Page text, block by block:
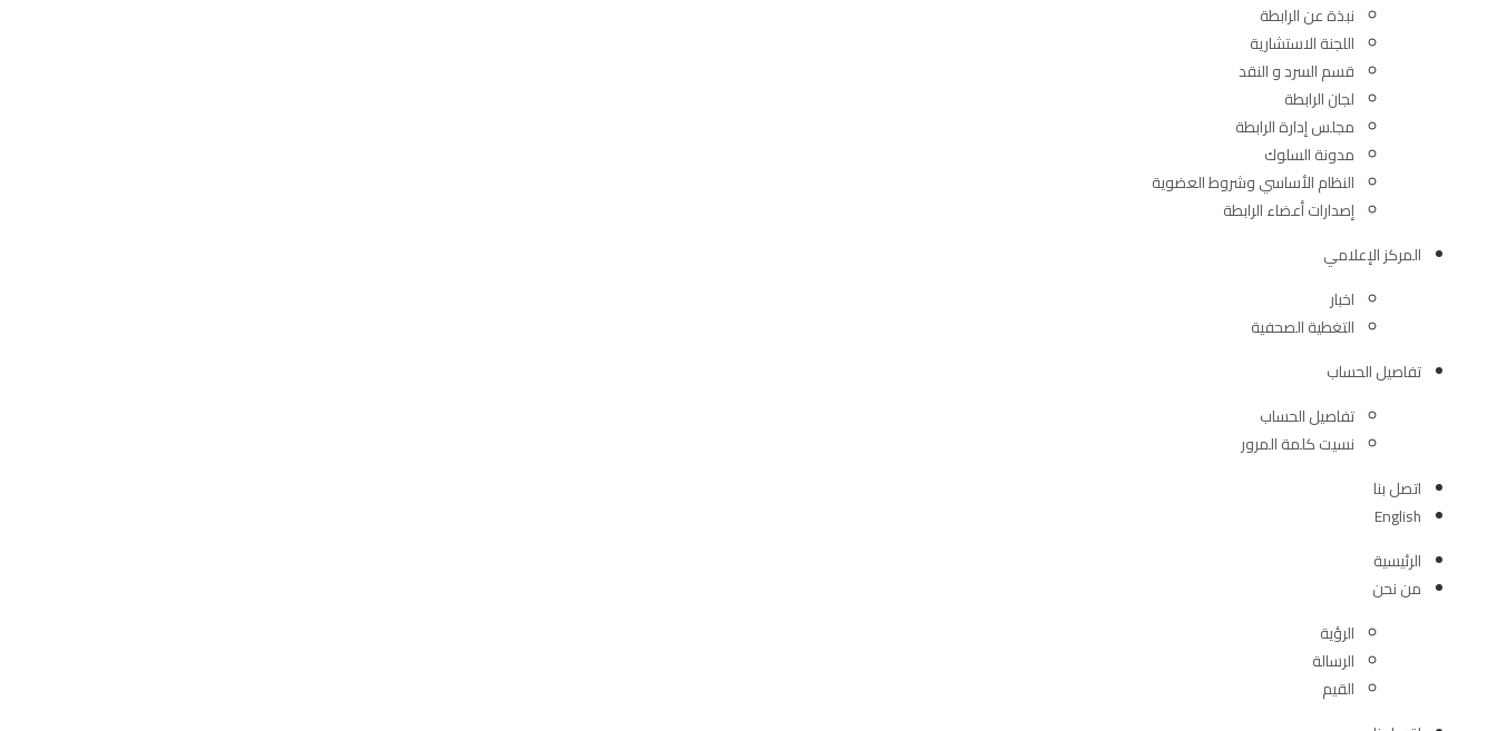
نبذة عن الرابطة
اللجنة الاستشارية
قسم السرد و النقد
لجان الرابطة
مجلس إدارة الرابطة
مدونة السلوك
النظام الأساسي وشروط العضوية
إصدارات أعضاء الرابطة
المركز الإعلامي
اخبار
التغطية الصحفية
تفاصيل الحساب
تفاصيل الحساب
نسيت كلمة المرور
اتصل بنا
English
الرئيسية
من نحن
الرؤية
الرسالة
القيم